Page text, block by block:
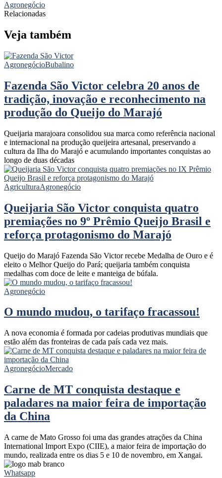
Agronegócio
Relacionadas
Veja também
AgronegócioBubalino
Fazenda São Victor celebra 20 anos de
tradição, inovação e reconhecimento na
produção do Queijo do Marajó
Queijaria marajoara consolidou sua marca como referência nacional
e internacional na produção queijeira artesanal, preservando a
cultura da Ilha do Marajó e acumulando importantes conquistas ao
longo de duas décadas
AgriculturaAgronegócio
Queijaria São Victor conquista quatro
premiações no 9º Prêmio Queijo Brasil e
reforça protagonismo do Marajó
Queijo do Marajó Fazenda São Victor recebe Medalha de Ouro e é
eleito o Melhor Queijo do Pará; queijaria também conquista
medalhas com doce de leite e manteiga de búfala.
Agronegócio
O mundo mudou, o tarifaço fracassou!
A nova economia é formada por cadeias produtivas mundiais que
estão além das fronteiras de cada país cada vez mais.
AgronegócioMercado
Carne de MT conquista destaque e
paladares na maior feira de importação
da China
A carne de Mato Grosso foi uma das grandes atrações da China
International Import Expo (CIIE), a maior feira de importação do
mundo, realizada entre os dias 5 e 10 de novembro, em Xangai.
Whatsapp